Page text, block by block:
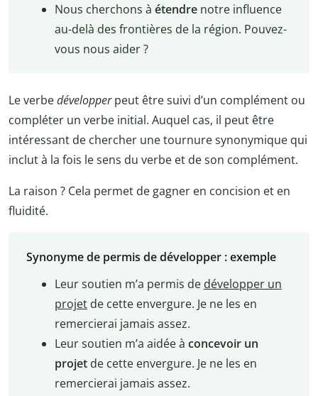
Nous cherchons à étendrenotre influence
au-delà des frontières de la région. Pouvez-
vous nous aider ?
Le verbedévelopperpeut être suivi d’un complément ou
compléter un verbe initial. Auquel cas, il peut être
intéressant de chercher une tournure synonymique qui
inclut à la fois le sens du verbe et de son complément.
La raison ? Cela permet de gagner en concision et en
fluidité.
Synonyme de permis de développer : exemple
Leur soutien m’a permis de développer un
projetde cette envergure. Je ne les en
remercierai jamais assez.
Leur soutien m’a aidée à concevoir un
projetde cette envergure. Je ne les en
remercierai jamais assez.